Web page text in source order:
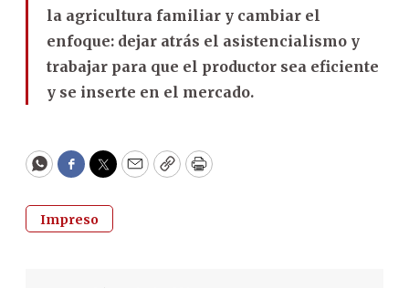
la agricultura familiar y cambiar el
enfoque: dejar atrás el asistencialismo y
trabajar para que el productor sea eficiente
y se inserte en el mercado.
WhatsApp
Facebook
Twitter
EmailCopyPrint
Impreso